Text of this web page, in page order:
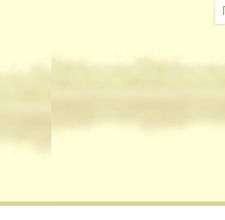
Вашем участии и совете.